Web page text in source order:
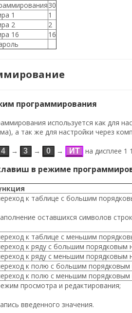
30
1
1
2
2
16
16
программирования
используется как для
а так же для настройки через
4 → 3 → 0 → ИТ на дисплее 1
в режиме
к таблице с большим
оставшихся символов
к таблице с меньшим
к ряду с большим порядковым
к ряду с меньшим порядковым
к полю с большим
к полю с меньшим
просмотра и редактирования;
введенного значения.